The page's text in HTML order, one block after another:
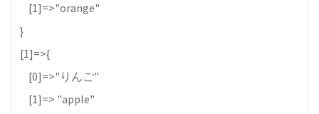
[1]=>"orange"
}
[1]=>{
[0]=>"りんご"
[1]=> "apple"